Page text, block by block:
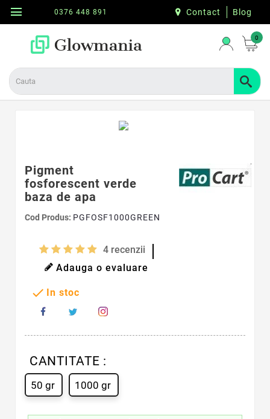
menu Contact Blog
0376 448 891
0
Pigment
fosforescent verde
baza de apa
Cod Produs: PGFOSF1000GREEN
4 recenzii
Adauga o evaluare
 In stoc
CANTITATE :
50 gr 1000 gr